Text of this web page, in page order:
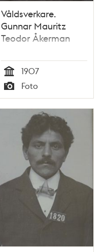
Våldsverkare.
Gunnar Mauritz
Teodor Åkerman
Tid
1907
Typ
Foto